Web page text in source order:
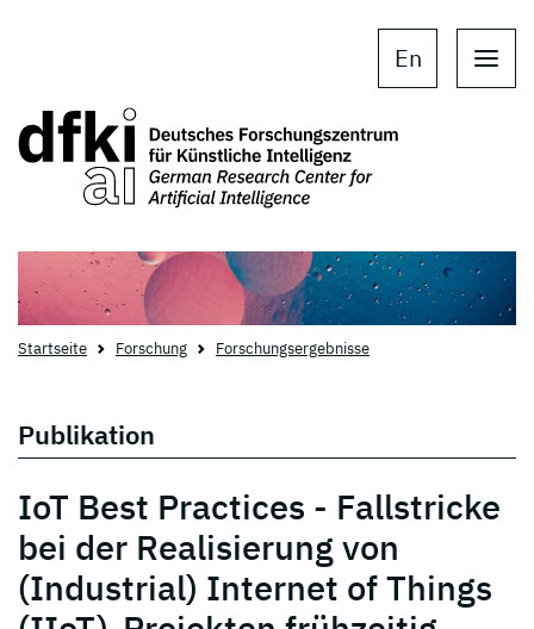
En
Startseite Forschung Forschungsergebnisse
Publikation
IoT Best Practices - Fallstricke
bei der Realisierung von
(Industrial) Internet of Things